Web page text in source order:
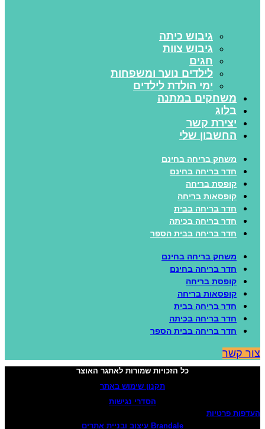
גיבוש כיתה
גיבוש צוות
חגים
לילדים נוער ומשפחות
ימי הולדת לילדים
משחקים במתנה
בלוג
יצירת קשר
החשבון שלי
משחק בריחה בחינם
חדר בריחה בחינם
קופסת בריחה
קופסאות בריחה
חדר בריחה בבית
חדר בריחה בכיתה
חדר בריחה בבית הספר
משחק בריחה בחינם
חדר בריחה בחינם
קופסת בריחה
קופסאות בריחה
חדר בריחה בבית
חדר בריחה בכיתה
חדר בריחה בבית הספר
קשר
כל הזכויות שמורות לאתגר האוצר
תקנון שימוש באתר
הסדרי נגישות
פרטיות
Brandale עיצוב ובניית אתרים